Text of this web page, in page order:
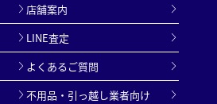
店舗案内
LINE査定
よくあるご質問
不用品・引っ越し業者向け